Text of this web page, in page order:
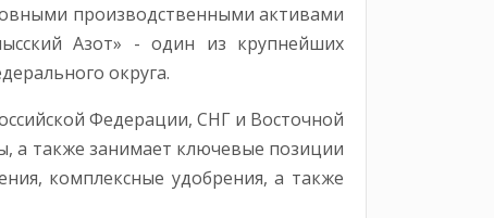
производственными активами
Азот» - один из крупнейших
округа.
Федерации, СНГ и Восточной
а также занимает ключевые позиции
комплексные удобрения, а также